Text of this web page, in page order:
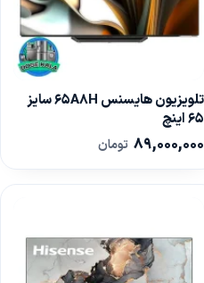
تلویزیون هایسنس 65A8H سایز
65 اینچ
89,000,000 تومان